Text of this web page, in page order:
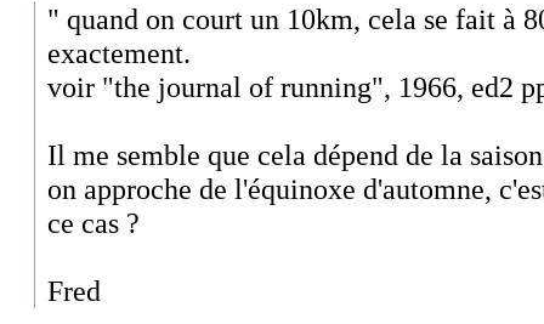
" quand on court un 10km, cela se fait à
exactement.
voir "the journal of running", 1966, ed2
Il me semble que cela dépend de la
on approche de l'équinoxe d'automne,
ce cas ?
Fred